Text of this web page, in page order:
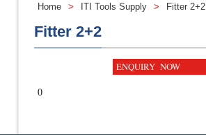
Home > ITI Tools Supply > Fitter 2+2
Fitter 2+2
ENQUIRY NOW
0